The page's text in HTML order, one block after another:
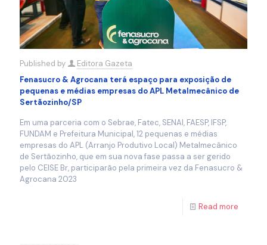
Published by
Editora Gazeta
Fenasucro & Agrocana terá espaço para exposição de
pequenas e médias empresas do APL Metalmecânico de
Sertãozinho/SP
Em uma parceria com o Sebrae, Fatec, SENAI, FAESP, IFSP,
FUNDAM e Prefeitura Municipal, 12 pequenas e médias
empresas do APL (Arranjo Produtivo Local) Metalmecânico
de Sertãozinho, que em sua nova fase passa a ser gerido
pelo CEISE Br, participarão pela primeira vez da Fenasucro &
Agrocana 2023
Read more